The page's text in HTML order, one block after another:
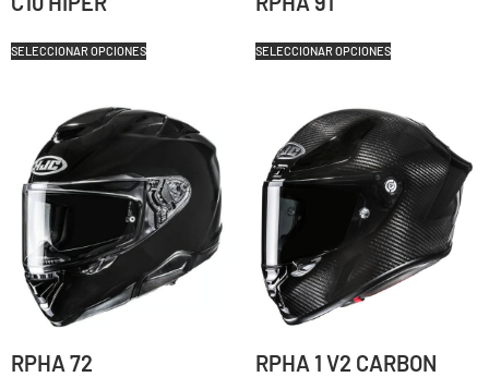
SELECCIONAR OPCIONES SELECCIONAR OPCIONES
RPHA 72 RPHA 1 V2 CARBON